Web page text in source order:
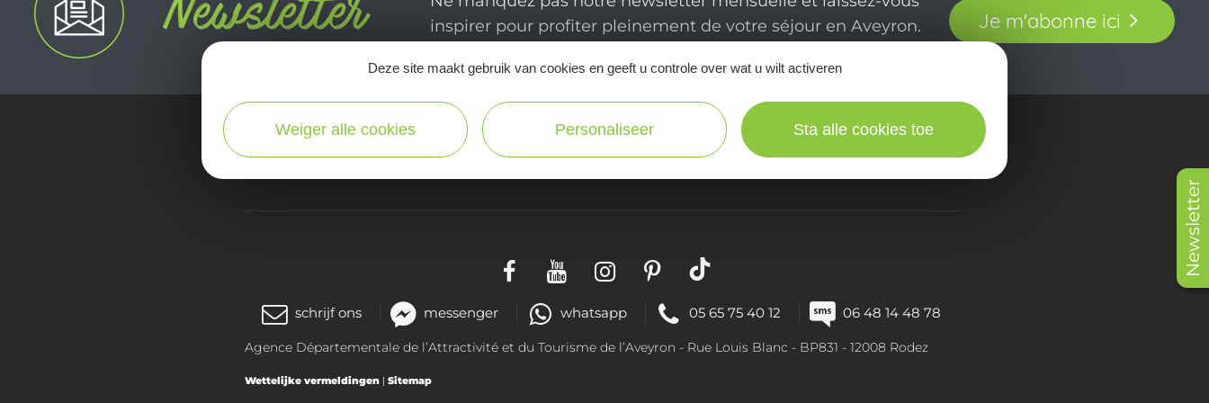
Newsletter
inspirer pour profiter pleinement de votre séjour en Aveyron.
Je m'abonne ici
kaart
Praktische
schrijf ons messenger whatsapp 05 65 75 40 12 06 48 14 48 78
Agence Départementale de l’Attractivité et du Tourisme de l’Aveyron - Rue Louis Blanc - BP831 - 12008 Rodez
Wettelijke vermeldingen | Sitemap
Deze site maakt gebruik van cookies en geeft u controle over wat u wilt activeren
Weiger alle cookies Personaliseer Sta alle cookies toe